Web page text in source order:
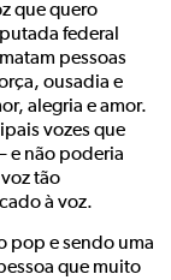
que quero
federal
pessoas
ousadia e
alegria e amor.
vozes que
e não poderia
tão
à voz.
pop e sendo uma
que muito